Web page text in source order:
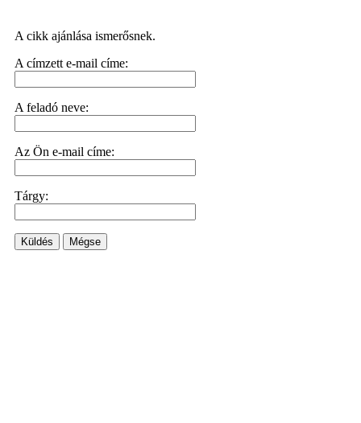
A cikk ajánlása ismerősnek.
A címzett e-mail címe:
A feladó neve:
Az Ön e-mail címe:
Tárgy:
Küldés Mégse